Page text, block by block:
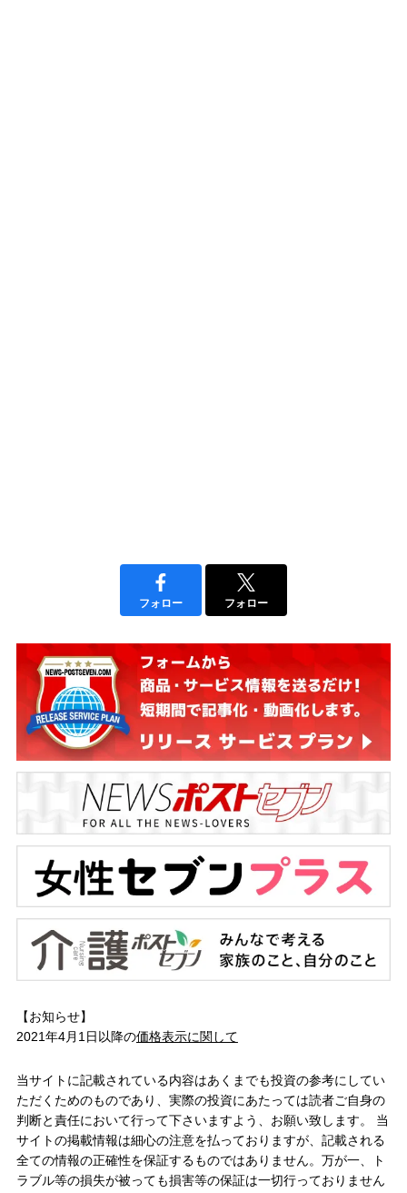
フォロー フォロー
【お知らせ】
2021年4月1日以降の価格表示に関して
当サイトに記載されている内容はあくまでも投資の参考にしてい
ただくためのものであり、実際の投資にあたっては読者ご自身の
判断と責任において行って下さいますよう、お願い致します。 当
サイトの掲載情報は細心の注意を払っておりますが、記載される
全ての情報の正確性を保証するものではありません。万が一、ト
ラブル等の損失が被っても損害等の保証は一切行っておりません